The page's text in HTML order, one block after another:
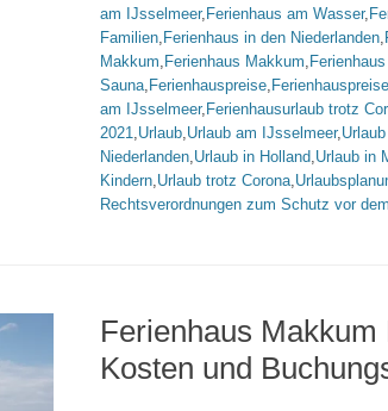
am IJsselmeer, Ferienhaus am Wasser,
Familien, Ferienhaus in den Niederlanden,
Makkum, Ferienhaus Makkum,
Sauna, Ferienhauspreise,
am IJsselmeer, Ferienhausurlaub trotz
2021,Urlaub,Urlaub am IJsselmeer,
Niederlanden,Urlaub in Holland,Urlaub in
Kindern,Urlaub trotz Corona,
Rechtsverordnungen zum Schutz vor
Ferienhaus
Kosten und